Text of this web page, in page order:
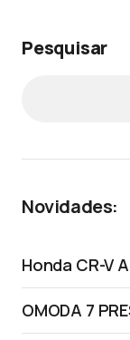
Pesquisar
Novidades:
Honda CR-V
OMODA 7